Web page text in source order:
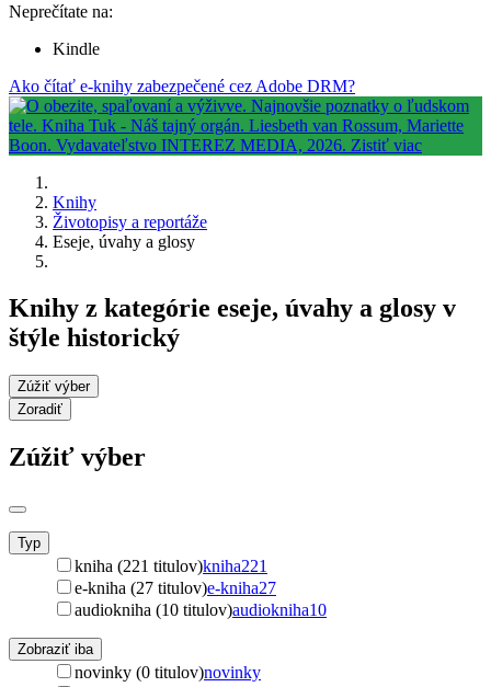
Neprečítate na:
Kindle
Ako čítať e-knihy zabezpečené cez Adobe DRM?
Knihy
Životopisy a reportáže
Eseje, úvahy a glosy
Knihy z kategórie eseje, úvahy a glosy v
štýle historický
Zúžiť výber
Zoradiť
Zúžiť výber
Typ
kniha (221 titulov)kniha221
e-kniha (27 titulov)e-kniha27
audiokniha (10 titulov)audiokniha10
Zobraziť iba
novinky (0 titulov)novinky